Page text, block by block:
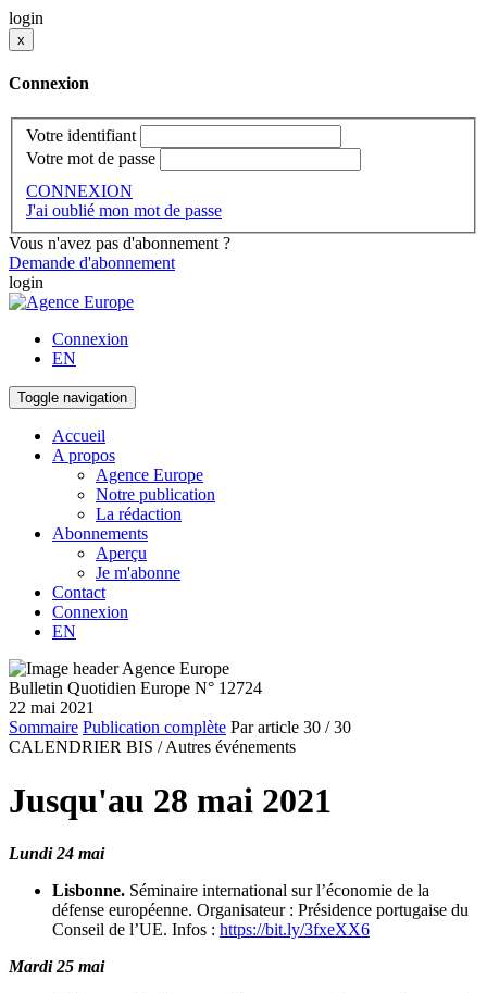
login
x
Connexion
Votre identifiant
Votre mot de passe
CONNEXION
J'ai oublié mon mot de passe
Vous n'avez pas d'abonnement ?
Demande d'abonnement
login
Connexion
EN
Toggle navigation
Accueil
A propos
Agence Europe
Notre publication
La rédaction
Abonnements
Aperçu
Je m'abonne
Contact
Connexion
EN
Bulletin Quotidien Europe N° 12724
22 mai 2021
Sommaire Publication complète Par article 30 / 30
CALENDRIER BIS / Autres événements
Jusqu'au 28 mai 2021
Lundi 24 mai
Lisbonne. Séminaire international sur l’économie de la
défense européenne. Organisateur : Présidence portugaise du
Conseil de l’UE. Infos : https://bit.ly/3fxeXX6
Mardi 25 mai